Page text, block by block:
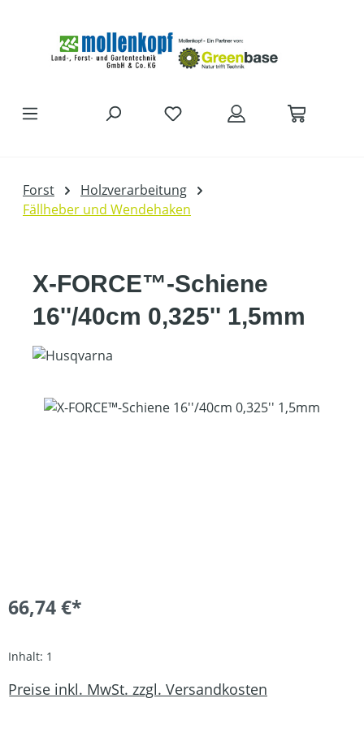
Forst
Holzverarbeitung
Fällheber und Wendehaken
X-FORCE™-Schiene
16''/40cm 0,325'' 1,5mm
Bildergalerie überspringen
66,74 €*
Inhalt: 1
Preise inkl. MwSt. zzgl. Versandkosten